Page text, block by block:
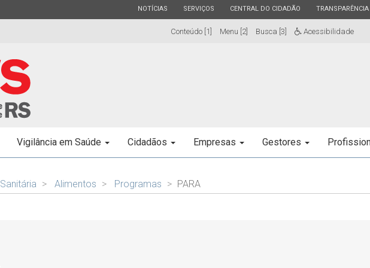
ESTADO
NOTÍCIAS ESTADO
SERVIÇOS ESTADO
CENTRAL DO CIDADÃO ESTADO
TRANSPARÊNCIA
Conteúdo [1] Menu [2] Busca [3] Acessibilidade
Vigilância em Saúde Cidadãos Empresas Gestores
Sanitária Alimentos Programas PARA